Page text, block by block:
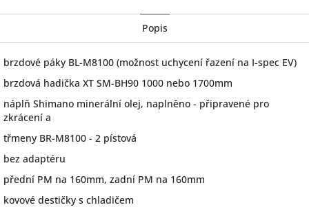
Popis
brzdové páky BL-M8100 (možnost uchycení řazení na I-spec EV)
brzdová hadička XT SM-BH90 1000 nebo 1700mm
náplň Shimano minerální olej, naplněno - připravené pro
zkrácení a
třmeny BR-M8100 - 2 pístová
bez adaptéru
přední PM na 160mm, zadní PM na 160mm
kovové destičky s chladičem